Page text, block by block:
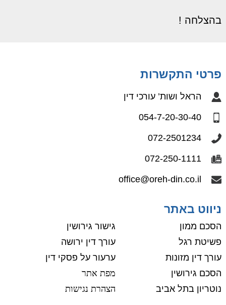
בהצלחה !
פרטי התקשרות
הראל ושות’ עורכי דין
054-7-20-30-40
072-2501234
072-250-1111
office@oreh-din.co.il
ניווט באתר
הסכם ממון
פשיטת רגל
עורך דין מזונות
הסכם גירושין
נוטריון בתל אביב
גישור גירושין
עורך דין ירושה
ערעור על פסקי דין
מפת אתר
הצהרת נגישות